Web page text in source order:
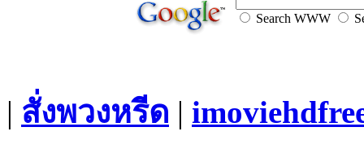
Search WWW
| สั่งพวงหรีด |